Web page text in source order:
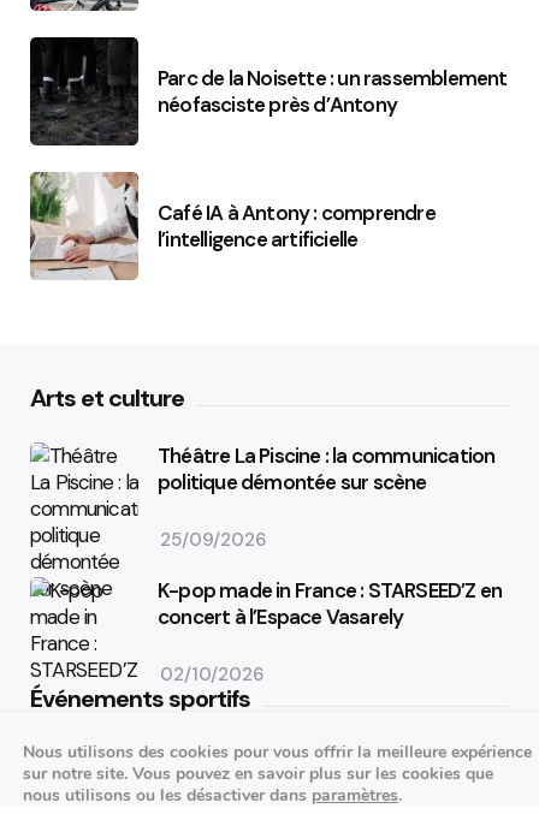
Parc de la Noisette : un rassemblement
néofasciste près d’Antony
Café IA à Antony : comprendre
l’intelligence artificielle
Arts et culture
Théâtre La Piscine : la communication
politique démontée sur scène
25/09/2026
K-pop made in France : STARSEED’Z en
concert à l’Espace Vasarely
02/10/2026
Événements sportifs
Aucun article trouvé.
Festivités
Nous utilisons des cookies pour vous offrir la meilleure expérience
sur notre site. Vous pouvez en savoir plus sur les cookies que
nous utilisons ou les désactiver dans paramètres.